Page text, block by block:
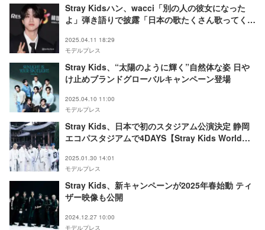
Stray Kidsハン、wacci「別の人の彼女になった
よ」弾き語りで披露「日本の歌たくさん歌ってくれ
2025.04.11 18:29
モデルプレス
Stray Kids、“太陽のように輝く”自然体な姿 日や
け止めブランドグローバルキャンペーン登場
2025.04.10 11:00
モデルプレス
Stray Kids、日本で初のスタジアム公演決定 静岡
エコパスタジアムで4DAYS【Stray Kids World
2025.01.30 14:01
モデルプレス
Stray Kids、新キャンペーンが2025年春始動 ティ
ザー映像も公開
2024.12.27 10:00
モデルプレス